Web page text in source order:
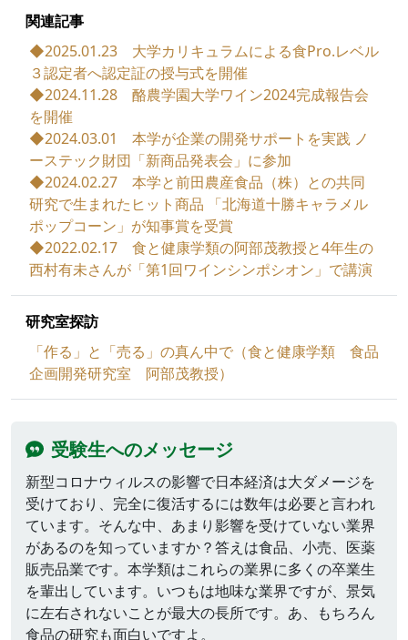
関連記事
◆2025.01.23 大学カリキュラムによる食Pro.レベル
３認定者へ認定証の授与式を開催
◆2024.11.28 酪農学園大学ワイン2024完成報告会
を開催
◆2024.03.01 本学が企業の開発サポートを実践 ノ
ーステック財団「新商品発表会」に参加
◆2024.02.27 本学と前田農産食品（株）との共同
研究で生まれたヒット商品 「北海道十勝キャラメル
ポップコーン」が知事賞を受賞
◆2022.02.17 食と健康学類の阿部茂教授と4年生の
西村有未さんが「第1回ワインシンポシオン」で講演
研究室探訪
「作る」と「売る」の真ん中で（食と健康学類 食品
企画開発研究室 阿部茂教授）
受験生へのメッセージ
新型コロナウィルスの影響で日本経済は大ダメージを
受けており、完全に復活するには数年は必要と言われ
ています。そんな中、あまり影響を受けていない業界
があるのを知っていますか？答えは食品、小売、医薬
販売品業です。本学類はこれらの業界に多くの卒業生
を輩出しています。いつもは地味な業界ですが、景気
に左右されないことが最大の長所です。あ、もちろん
食品の研究も面白いですよ。